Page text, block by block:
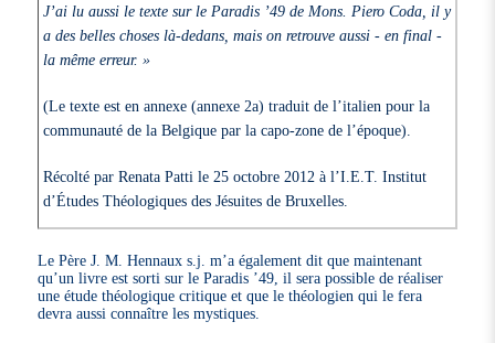
J’ai lu aussi le texte sur le Paradis ’49 de Mons. Piero Coda, il y
a des belles choses là-dedans, mais on retrouve aussi - en final -
la même erreur. »
(Le texte est en annexe (annexe 2a) traduit de l’italien pour la
communauté de la Belgique par la capo-zone de l’époque).
Récolté par Renata Patti le 25 octobre 2012 à l’I.E.T. Institut
d’Études Théologiques des Jésuites de Bruxelles.
Le Père J. M. Hennaux s.j. m’a également dit que maintenant
qu’un livre est sorti sur le Paradis ’49, il sera possible de réaliser
une étude théologique critique et que le théologien qui le fera
devra aussi connaître les mystiques.